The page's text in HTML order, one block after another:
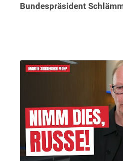
Bundespräsident